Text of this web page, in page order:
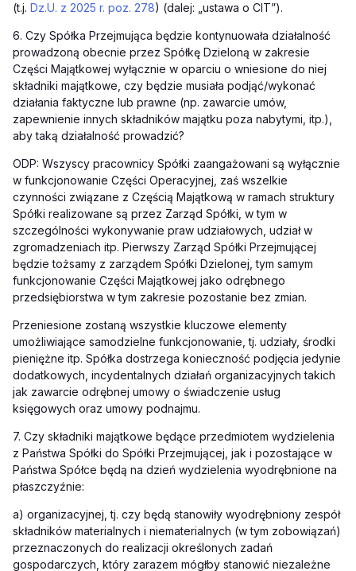
(t.j. Dz.U. z 2025 r. poz. 278) (dalej: „ustawa o CIT”).
6. Czy Spółka Przejmująca będzie kontynuowała działalność
prowadzoną obecnie przez Spółkę Dzieloną w zakresie
Części Majątkowej wyłącznie w oparciu o wniesione do niej
składniki majątkowe, czy będzie musiała podjąć/wykonać
działania faktyczne lub prawne (np. zawarcie umów,
zapewnienie innych składników majątku poza nabytymi, itp.),
aby taką działalność prowadzić?
ODP: Wszyscy pracownicy Spółki zaangażowani są wyłącznie
w funkcjonowanie Części Operacyjnej, zaś wszelkie
czynności związane z Częścią Majątkową w ramach struktury
Spółki realizowane są przez Zarząd Spółki, w tym w
szczególności wykonywanie praw udziałowych, udział w
zgromadzeniach itp. Pierwszy Zarząd Spółki Przejmującej
będzie tożsamy z zarządem Spółki Dzielonej, tym samym
funkcjonowanie Części Majątkowej jako odrębnego
przedsiębiorstwa w tym zakresie pozostanie bez zmian.
Przeniesione zostaną wszystkie kluczowe elementy
umożliwiające samodzielne funkcjonowanie, tj. udziały, środki
pieniężne itp. Spółka dostrzega konieczność podjęcia jedynie
dodatkowych, incydentalnych działań organizacyjnych takich
jak zawarcie odrębnej umowy o świadczenie usług
księgowych oraz umowy podnajmu.
7. Czy składniki majątkowe będące przedmiotem wydzielenia
z Państwa Spółki do Spółki Przejmującej, jak i pozostające w
Państwa Spółce będą na dzień wydzielenia wyodrębnione na
płaszczyźnie:
a) organizacyjnej, tj. czy będą stanowiły wyodrębniony zespół
składników materialnych i niematerialnych (w tym zobowiązań)
przeznaczonych do realizacji określonych zadań
gospodarczych, który zarazem mógłby stanowić niezależne